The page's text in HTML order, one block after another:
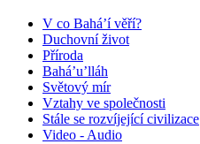
V co Bahá’í věří?
Duchovní život
Příroda
Bahá’u’lláh
Světový mír
Vztahy ve společnosti
Stále se rozvíjející civilizace
Video - Audio